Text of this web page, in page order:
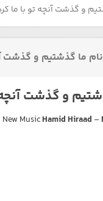
و گذشت آنچه تو با ما
ما گذشتیم و گذشت
و گذشت آنچه
MusicHamid Hiraad –